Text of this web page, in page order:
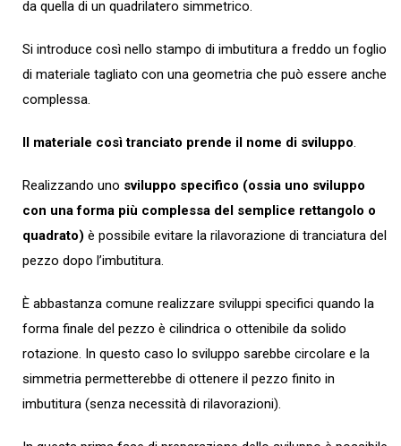
da quella di un quadrilatero simmetrico.
Si introduce così nello stampo di imbutitura a freddo un foglio
di materiale tagliato con una geometria che può essere anche
complessa.
Il materiale così tranciato prende il nome di sviluppo
Realizzando uno sviluppo specifico (ossia uno sviluppo
con una forma più complessa del semplice rettangolo o
quadrato) è possibile evitare la rilavorazione di tranciatura del
pezzo dopo l’imbutitura.
È abbastanza comune realizzare sviluppi specifici quando la
forma finale del pezzo è cilindrica o ottenibile da solido
rotazione. In questo caso lo sviluppo sarebbe circolare e la
simmetria permetterebbe di ottenere il pezzo finito in
imbutitura (senza necessità di rilavorazioni).